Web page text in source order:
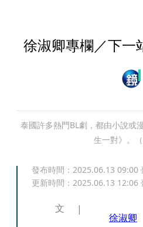
徐淑卿專欄／下一
泰國許多熱門BL劇，都由小說或
生一對》。
發布時間： 2025.06.13 09:00
更新時間： 2025.06.13 12:06
文
徐淑卿